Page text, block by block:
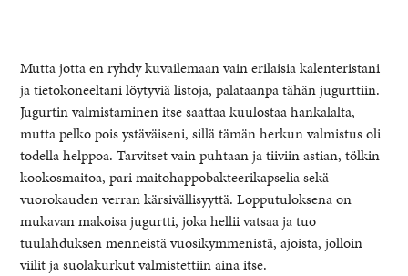
Mutta jotta en ryhdy kuvailemaan vain erilaisia kalenteristani
ja tietokoneeltani löytyviä listoja, palataanpa tähän jugurttiin.
Jugurtin valmistaminen itse saattaa kuulostaa hankalalta,
mutta pelko pois ystäväiseni, sillä tämän herkun valmistus oli
todella helppoa. Tarvitset vain puhtaan ja tiiviin astian, tölkin
kookosmaitoa, pari maitohappobakteerikapselia sekä
vuorokauden verran kärsivällisyyttä. Lopputuloksena on
mukavan makoisa jugurtti, joka hellii vatsaa ja tuo
tuulahduksen menneistä vuosikymmenistä, ajoista, jolloin
viilit ja suolakurkut valmistettiin aina itse.